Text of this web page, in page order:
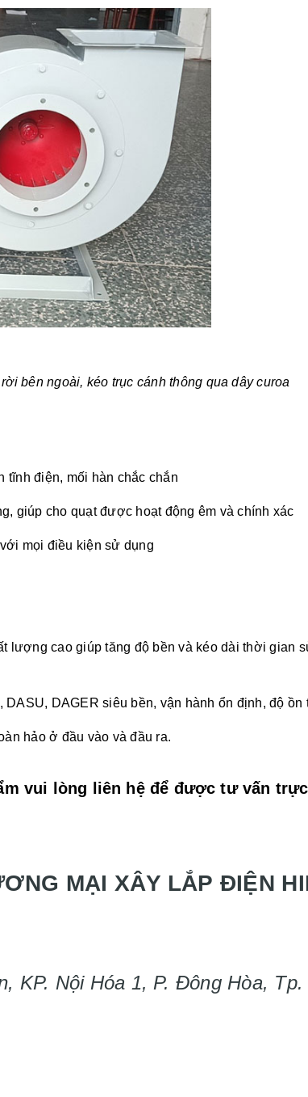
bên ngoài, kéo trục cánh thông qua dây curoa
tĩnh điện, mối hàn chắc chắn
giúp cho quạt được hoạt động êm và chính xác
mọi điều kiện sử dụng
lượng cao giúp tăng độ bền và kéo dài thời gian
DAGER siêu bền, vận hành ổn định, độ ồn
hảo ở đầu vào và đầu ra.
vui lòng liên hệ để được tư vấn trực
MẠI XÂY LẮP ĐIỆN
KP. Nội Hóa 1, P. Đông Hòa, Tp.